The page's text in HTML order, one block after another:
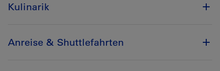
Kulinarik
Anreise & Shuttlefahrten